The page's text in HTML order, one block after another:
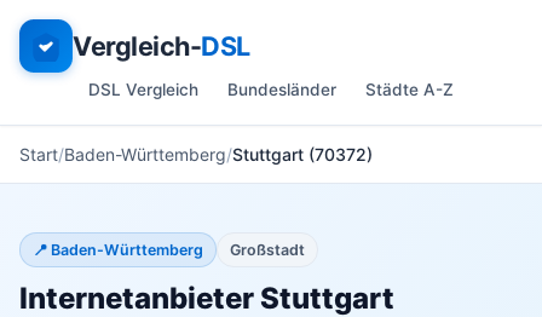
Vergleich-DSL
DSL Vergleich Bundesländer Städte A-Z
Start Baden-Württemberg Stuttgart (70372)
📍 Baden-Württemberg Großstadt
Internetanbieter Stuttgart